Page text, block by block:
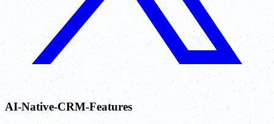
AI-Native-CRM-Features